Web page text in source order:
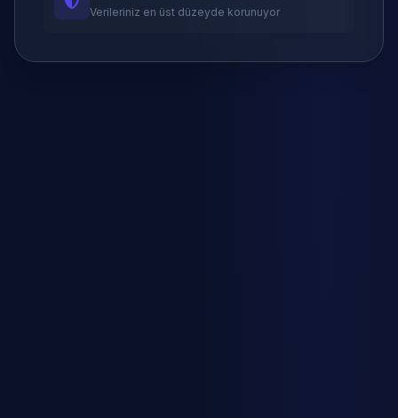
Verileriniz en üst düzeyde korunuyor